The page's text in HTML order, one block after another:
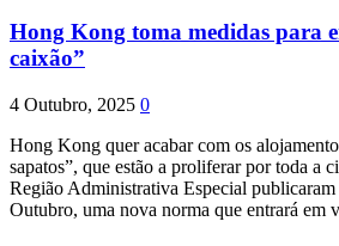
Hong Kong toma medidas para
caixão”
4 Outubro, 2025 0
Hong Kong quer acabar com os
sapatos”, que estão a proliferar por toda a
Região Administrativa Especial
Outubro, uma nova norma que entrará em